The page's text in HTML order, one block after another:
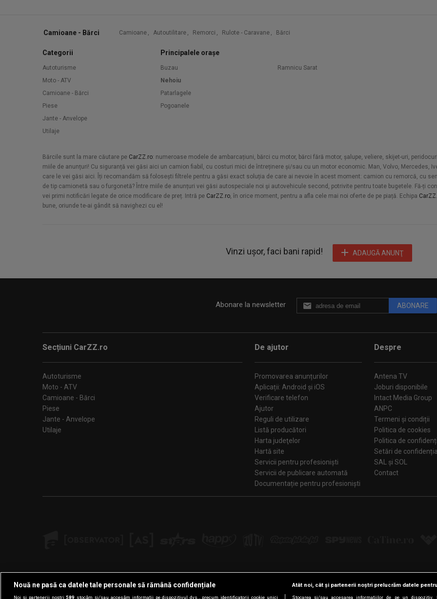
Camioane - Bărci Camioane , Autoutilitare , Remorci , Rulote - Caravane , Bărci
Categorii
Autoturisme
Moto - ATV
Camioane - Bărci
Piese
Jante - Anvelope
Utilaje
Principalele orașe
Buzau
Nehoiu
Patarlagele
Pogoanele
Ramnicu Sarat
Bărcile sunt la mare căutare pe CarZZ.ro: numeroase modele de ambarcațiuni, bărci cu motor, bărci fără motor, șalupe, veliere, skijet-uri,
miile de anunțuri! Cu siguranță vei găsi aici un camion fiabil, cu costuri mici de întreținere și/sau cu un motor economic. Man, Volvo, Mercedes,
care le vei găsi aici. Îți recomandăm să folosești filtrele pentru a găsi exact soluția de care ai nevoie în acest moment: camion cu remorcă, cu
de tip camionetă sau o furgonetă? Între miile de anunțuri vei găsi autospeciale noi şi autovehicule second, potrivite pentru toate bugetele. Fă-ți
vei primi notificări legate de orice modificare de preț. Intră pe CarZZ.ro, în orice moment, pentru a afla cele mai noi oferte de pe piață. Echipa
bune, oriunde te-ai gândit să navighezi cu el!
Vinzi ușor, faci bani rapid! ADAUGĂ ANUNŢ
Abonare la newsletter ABONARE
Secțiuni CarZZ.ro
Autoturisme
Moto - ATV
Camioane - Bărci
Piese
Jante - Anvelope
Utilaje
De ajutor
Promovarea anunțurilor
Aplicații: Android și iOS
Verificare telefon
Ajutor
Reguli de utilizare
Listă producători
Harta judeţelor
Hartă site
Servicii pentru profesioniști
Servicii de publicare automată
Documentație pentru profesioniști
Despre
Antena TV
Joburi disponibile
Intact Media Group
ANPC
Termeni și condiții
Politica de cookies
Politica de
Setări de
SAL și SOL
Contact
Nouă ne pasă ca datele tale personale să rămână confidențiale
Noi și partenerii noștri589 stocăm și/sau accesăm informații pe dispozitivul dvs., precum identificatorii cookie unici
Atât noi, cât și partenerii noștri prelucrăm datele
Stocarea și/sau accesarea informațiilor de pe un dispozitiv.